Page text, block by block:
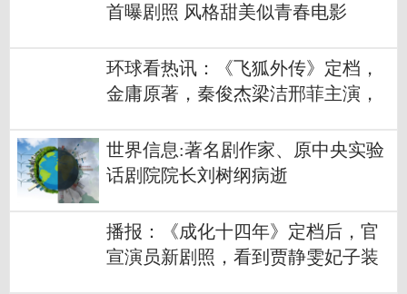
首曝剧照 风格甜美似青春电影
环球看热讯：《飞狐外传》定档，
金庸原著，秦俊杰梁洁邢菲主演，
世界信息:著名剧作家、原中央实验
话剧院院长刘树纲病逝
播报：《成化十四年》定档后，官
宣演员新剧照，看到贾静雯妃子装